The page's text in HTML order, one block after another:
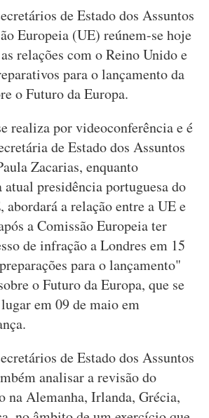
de Estado dos Assuntos
Europeia (UE) reúnem-se hoje
relações com o Reino Unido e
para o lançamento da
o Futuro da Europa.
realiza por videoconferência e é
de Estado dos Assuntos
Zacarias, enquanto
atual presidência portuguesa do
abordará a relação entre a UE e
a Comissão Europeia ter
de infração a Londres em 15
para o lançamento"
o Futuro da Europa, que se
em 09 de maio em
de Estado dos Assuntos
analisar a revisão do
na Alemanha, Irlanda, Grécia,